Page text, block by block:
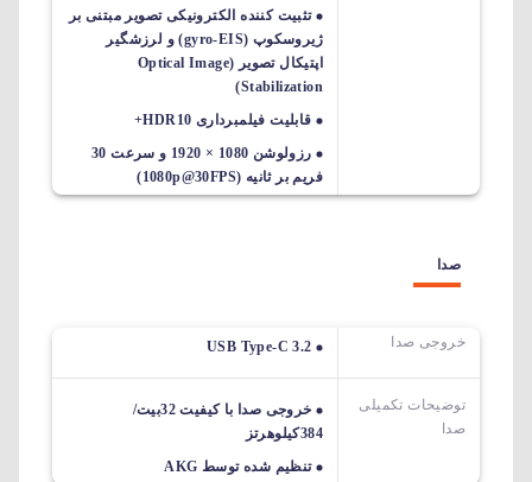
تثبیت کننده الکترونیکی تصویر مبتنی بر
ژیروسکوپ (gyro-EIS) و لرزشگیر
اپتیکال تصویر (Optical Image
Stabilization)
قابلیت فیلمبرداری HDR10+
رزولوشن 1080 × 1920 و سرعت 30
فریم بر ثانیه (1080p@30FPS)
صدا
خروجی صدا USB Type-C 3.2
توضیحات تکمیلی
صدا
خروجی صدا با کیفیت 32بیت/
384کیلوهرتز
تنظیم شده توسط AKG